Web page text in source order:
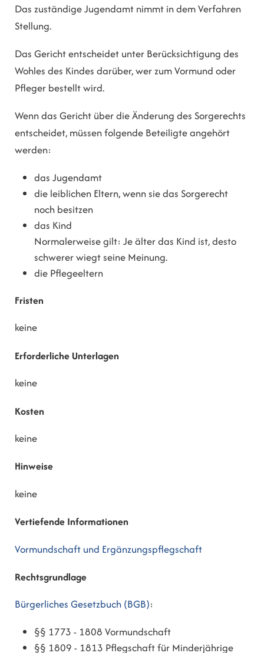
Das zuständige Jugendamt nimmt in dem Verfahren
Stellung.
Das Gericht entscheidet unter Berücksichtigung des
Wohles des Kindes darüber, wer zum Vormund oder
Pfleger bestellt wird.
Wenn das Gericht über die Änderung des Sorgerechts
entscheidet, müssen folgende Beteiligte angehört
werden:
das Jugendamt
die leiblichen Eltern, wenn sie das Sorgerecht
noch besitzen
das Kind
Normalerweise gilt: Je älter das Kind ist, desto
schwerer wiegt seine Meinung.
die Pflegeeltern
Fristen
keine
Erforderliche Unterlagen
keine
Kosten
keine
Hinweise
keine
Vertiefende Informationen
Vormundschaft und Ergänzungspflegschaft
Rechtsgrundlage
Bürgerliches Gesetzbuch (BGB):
§§ 1773 - 1808 Vormundschaft
§§ 1809 - 1813 Pflegschaft für Minderjährige